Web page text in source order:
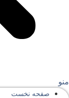
صفحه‌ نخست